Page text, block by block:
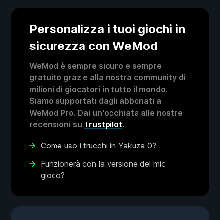
Personalizza i tuoi giochi in
sicurezza con WeMod
WeMod è sempre sicuro e sempre
gratuito grazie alla nostra community di
milioni di giocatori in tutto il mondo.
Siamo supportati dagli abbonati a
WeMod Pro. Dai un'occhiata alle nostre
recensioni su Trustpilot.
Come uso i trucchi in Yakuza 0?
Funzionerà con la versione del mio
gioco?